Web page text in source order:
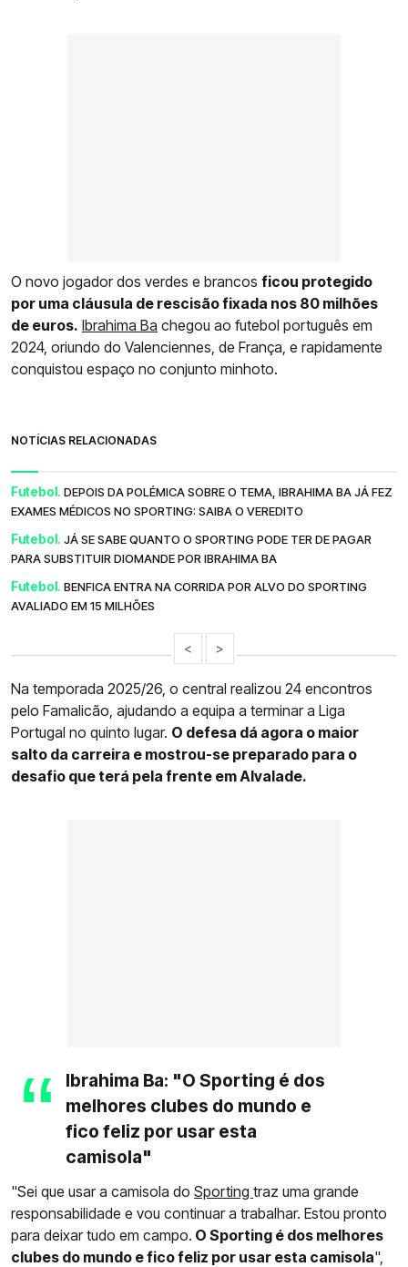
O novo jogador dos verdes e brancos ficou protegido
por uma cláusula de rescisão fixada nos 80 milhões
de euros. Ibrahima Ba chegou ao futebol português em
2024, oriundo do Valenciennes, de França, e rapidamente
conquistou espaço no conjunto minhoto.
NOTÍCIAS RELACIONADAS
Futebol. DEPOIS DA POLÉMICA SOBRE O TEMA, IBRAHIMA BA JÁ FEZ
EXAMES MÉDICOS NO SPORTING: SAIBA O VEREDITO
Futebol. JÁ SE SABE QUANTO O SPORTING PODE TER DE PAGAR
PARA SUBSTITUIR DIOMANDE POR IBRAHIMA BA
Futebol. BENFICA ENTRA NA CORRIDA POR ALVO DO SPORTING
AVALIADO EM 15 MILHÕES
< >
Na temporada 2025/26, o central realizou 24 encontros
pelo Famalicão, ajudando a equipa a terminar a Liga
Portugal no quinto lugar. O defesa dá agora o maior
salto da carreira e mostrou-se preparado para o
desafio que terá pela frente em Alvalade.
Ibrahima Ba: "O Sporting é dos
melhores clubes do mundo e
fico feliz por usar esta
camisola"
"Sei que usar a camisola do Sporting traz uma grande
responsabilidade e vou continuar a trabalhar. Estou pronto
para deixar tudo em campo. O Sporting é dos melhores
clubes do mundo e fico feliz por usar esta camisola",